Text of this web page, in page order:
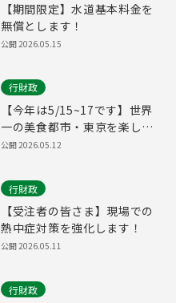
【期間限定】水道基本料金を
無償とします！
公開 2026.05.15
行財政
【今年は5/15~17です】世界
一の美食都市・東京を楽しみ
ましょう！
公開 2026.05.12
行財政
【受注者の皆さま】現場での
熱中症対策を強化します！
公開 2026.05.11
行財政